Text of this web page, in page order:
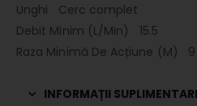
Unghi Cerc complet
Debit Minim (L/Min) 15.5
Raza Minimă De Acțiune (M) 9
INFORMAȚII